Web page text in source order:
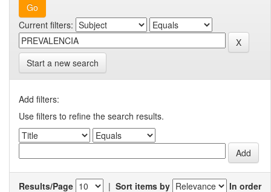
Current filters:
Start a new search
Add filters:
Use filters to refine the search results.
Results/Page | Sort items by
In order